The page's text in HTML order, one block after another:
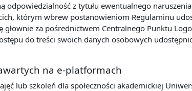
odpowiedzialność z tytułu ewentualnego
którym wbrew postanowieniom Regulaminu
za pośrednictwem Centralnego Punktu
do treści swoich danych osobowych
na e-platformach
lub szkoleń dla społeczności akademickiej